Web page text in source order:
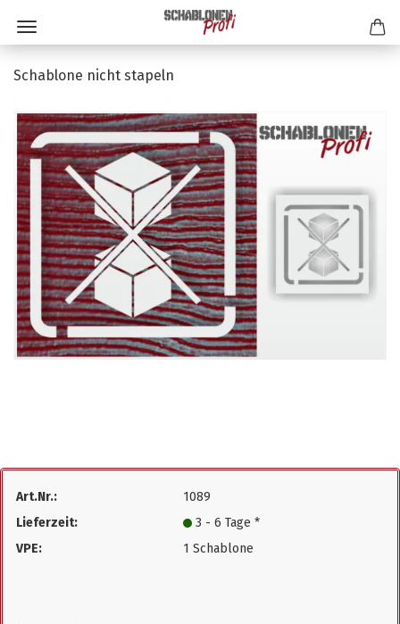
Schablone nicht stapeln
Art.Nr.:
1089
Lieferzeit:
3 - 6 Tage *
VPE:
1 Schablone